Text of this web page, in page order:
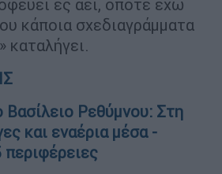
ες αεί, οπότε έχω
κάποια σχεδιαγράμματα
καταλήγει.
Ρεθύμνου: Στη
και εναέρια μέσα -